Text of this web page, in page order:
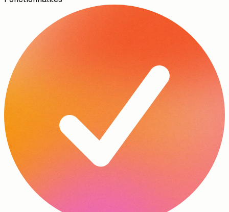
plutôt que des valeurs provisoires.
Fonctionnalités